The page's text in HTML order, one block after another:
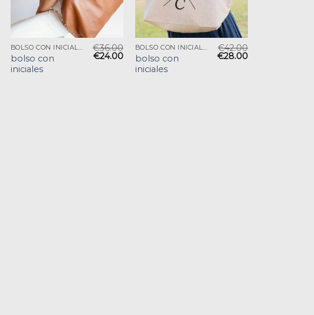
BOLSO CON INICIALES
bolso con
iniciales
€36.00
€24.00
BOLSO CON INICIALES
bolso con
iniciales
€42.00
€28.00